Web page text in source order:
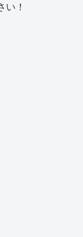
い！